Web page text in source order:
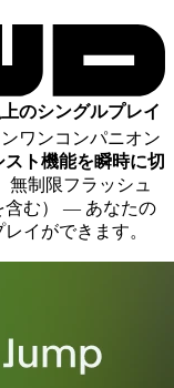
のシングルプレイ
ワンコンパニオン
ト機能を瞬時に切
無制限フラッシュ
む） — あなたの
イができます。